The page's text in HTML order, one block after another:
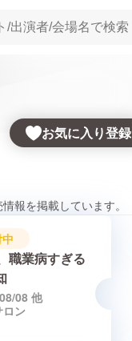
お気に入り登録
報を掲載しています。
職業病すぎる
08 他
ン